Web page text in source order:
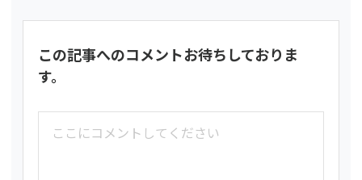
この記事へのコメントお待ちしておりま
す。